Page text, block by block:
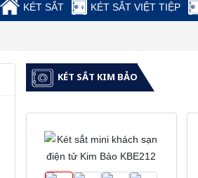
KÉT SẮT KÉT SẮT VIỆT TIỆP
KÉT SẮT KIM BẢO